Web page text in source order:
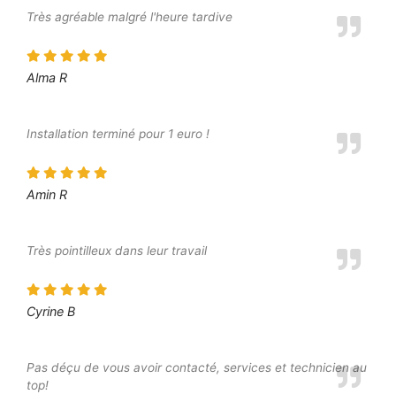
Très agréable malgré l'heure tardive
Alma R
Installation terminé pour 1 euro !
Amin R
Très pointilleux dans leur travail
Cyrine B
Pas déçu de vous avoir contacté, services et technicien au
top!